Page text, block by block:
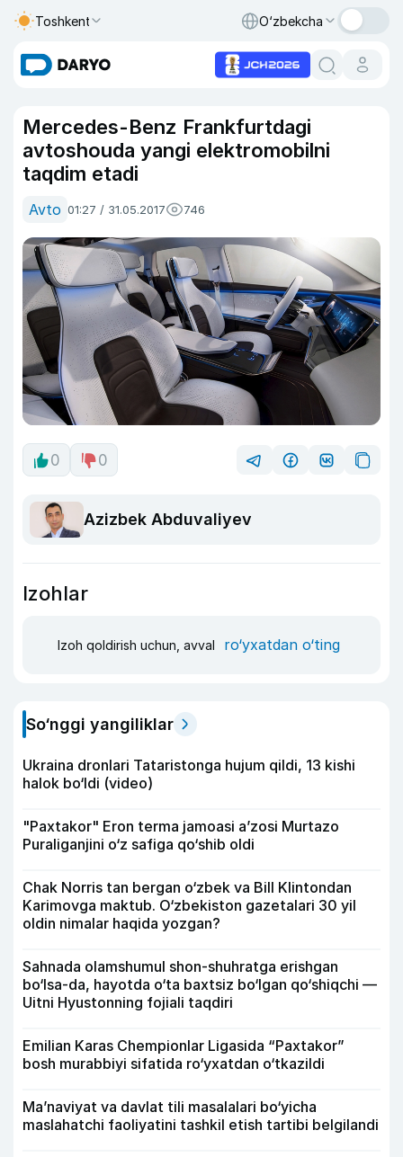
Toshkent O‘zbekcha
Mercedes-Benz Frankfurtdagi
avtoshouda yangi elektromobilni
taqdim etadi
Avto 01:27 / 31.05.2017 746
0 0
Azizbek Abduvaliyev
Izohlar
Izoh qoldirish uchun, avval ro‘yxatdan o‘ting
So‘nggi yangiliklar
Ukraina dronlari Tataristonga hujum qildi, 13 kishi
halok bo‘ldi (video)
"Paxtakor" Eron terma jamoasi a’zosi Murtazo
Puraliganjini o‘z safiga qo‘shib oldi
Chak Norris tan bergan o‘zbek va Bill Klintondan
Karimovga maktub. O‘zbekiston gazetalari 30 yil
oldin nimalar haqida yozgan?
Sahnada olamshumul shon-shuhratga erishgan
bo‘lsa-da, hayotda o‘ta baxtsiz bo‘lgan qo‘shiqchi —
Uitni Hyustonning fojiali taqdiri
Emilian Karas Chempionlar Ligasida “Paxtakor”
bosh murabbiyi sifatida ro‘yxatdan o‘tkazildi
Ma’naviyat va davlat tili masalalari bo‘yicha
maslahatchi faoliyatini tashkil etish tartibi belgilandi